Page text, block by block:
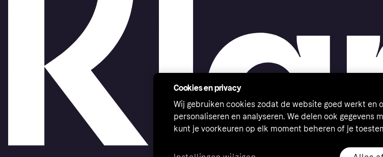
Cookies en privacy
Wij gebruiken cookies zodat de website goed werkt en
personaliseren en analyseren. We delen ook gegevens
kunt je voorkeuren op elk moment beheren of je